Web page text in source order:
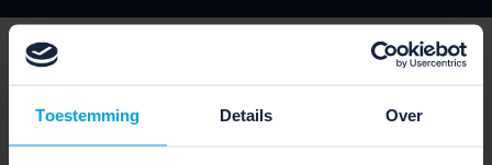
Toestemming Details Over
SPECIFICATIES
het merk Cube.